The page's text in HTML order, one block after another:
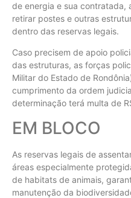
de energia e sua contratada,
retirar postes e outras
dentro das reservas legais.
Caso precisem de apoio
das estruturas, as forças
Militar do Estado de
cumprimento da ordem
determinação terá multa de
EM BLOCO
As reservas legais de
áreas especialmente
de habitats de animais,
manutenção da